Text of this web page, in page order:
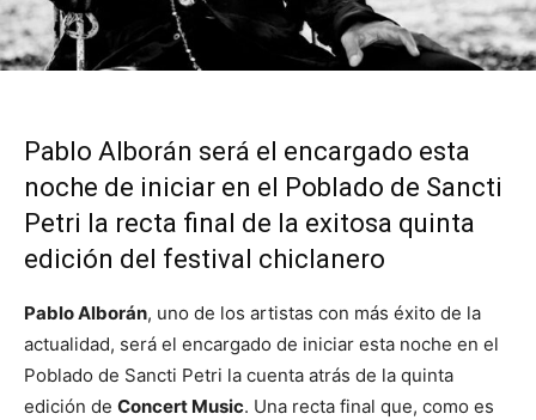
Pablo Alborán será el encargado esta
noche de iniciar en el Poblado de Sancti
Petri la recta final de la exitosa quinta
edición del festival chiclanero
Pablo Alborán, uno de los artistas con más éxito de la
actualidad, será el encargado de iniciar esta noche en el
Poblado de Sancti Petri la cuenta atrás de la quinta
edición de Concert Music. Una recta final que, como es